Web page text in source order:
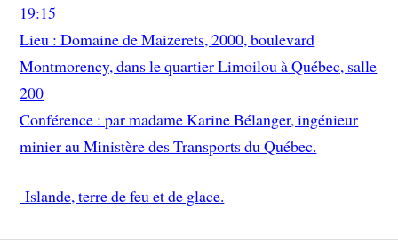
19:15
Lieu : Domaine de Maizerets, 2000, boulevard
Montmorency, dans le quartier Limoilou à Québec, salle
200
Conférence : par madame Karine Bélanger, ingénieur
minier au Ministère des Transports du Québec.
Islande, terre de feu et de glace.